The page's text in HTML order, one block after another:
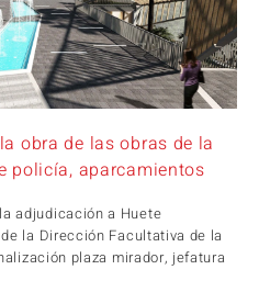
obra de las obras de la
policía, aparcamientos
adjudicación a Huete
la Dirección Facultativa de la
plaza mirador, jefatura